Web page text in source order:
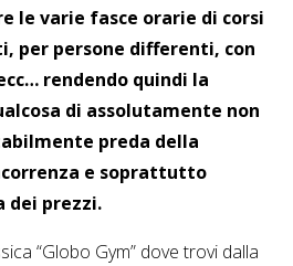
le varie fasce orarie di corsi
per persone differenti, con
rendendo quindi la
di assolutamente non
preda della
e soprattutto
dei prezzi.
“Globo Gym” dove trovi dalla